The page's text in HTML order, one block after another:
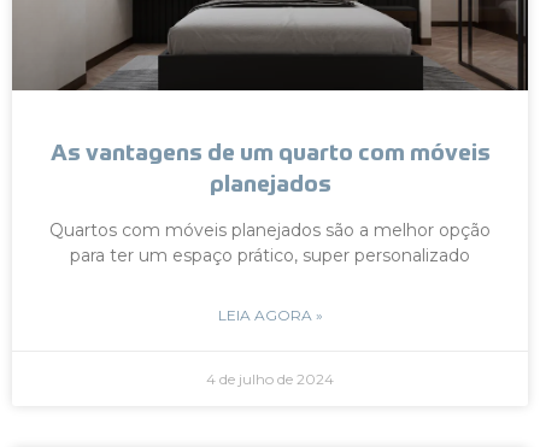
As vantagens de um quarto com móveis
planejados
Quartos com móveis planejados são a melhor opção
para ter um espaço prático, super personalizado
LEIA AGORA »
4 de julho de 2024